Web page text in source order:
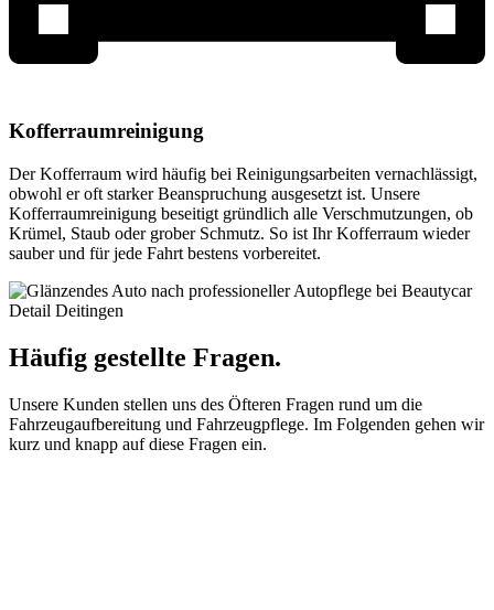
Kofferraumreinigung
Der Kofferraum wird häufig bei Reinigungsarbeiten vernachlässigt,
obwohl er oft starker Beanspruchung ausgesetzt ist. Unsere
Kofferraumreinigung beseitigt gründlich alle Verschmutzungen, ob
Krümel, Staub oder grober Schmutz. So ist Ihr Kofferraum wieder
sauber und für jede Fahrt bestens vorbereitet.
Häufig gestellte Fragen.
Unsere Kunden stellen uns des Öfteren Fragen rund um die
Fahrzeugaufbereitung und Fahrzeugpflege. Im Folgenden gehen wir
kurz und knapp auf diese Fragen ein.